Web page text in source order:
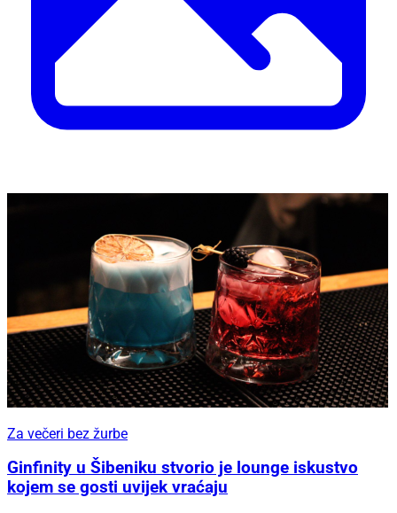
Za večeri bez žurbe
Ginfinity u Šibeniku stvorio je lounge iskustvo
kojem se gosti uvijek vraćaju